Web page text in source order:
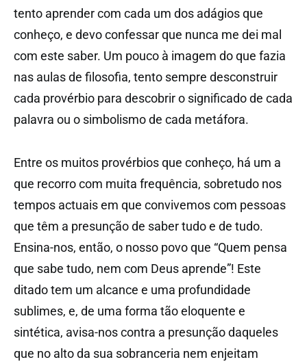
tento aprender com cada um dos adágios que
conheço, e devo confessar que nunca me dei mal
com este saber. Um pouco à imagem do que fazia
nas aulas de filosofia, tento sempre desconstruir
cada provérbio para descobrir o significado de cada
palavra ou o simbolismo de cada metáfora.
Entre os muitos provérbios que conheço, há um a
que recorro com muita frequência, sobretudo nos
tempos actuais em que convivemos com pessoas
que têm a presunção de saber tudo e de tudo.
Ensina-nos, então, o nosso povo que “Quem pensa
que sabe tudo, nem com Deus aprende”! Este
ditado tem um alcance e uma profundidade
sublimes, e, de uma forma tão eloquente e
sintética, avisa-nos contra a presunção daqueles
que no alto da sua sobranceria nem enjeitam